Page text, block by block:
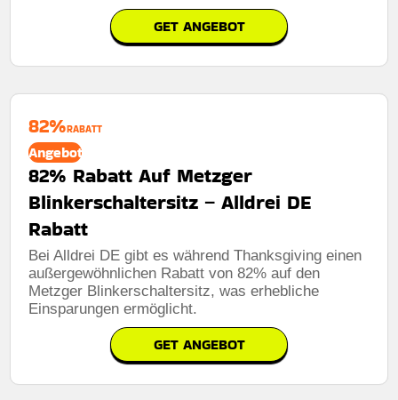
GET ANGEBOT
82%RABATT
Angebot
82% Rabatt Auf Metzger
Blinkerschaltersitz – Alldrei DE
Rabatt
Bei Alldrei DE gibt es während Thanksgiving einen
außergewöhnlichen Rabatt von 82% auf den
Metzger Blinkerschaltersitz, was erhebliche
Einsparungen ermöglicht.
GET ANGEBOT